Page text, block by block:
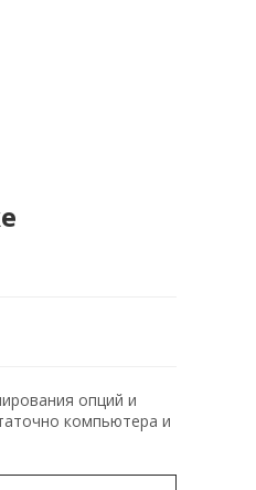
опций и
компьютера и